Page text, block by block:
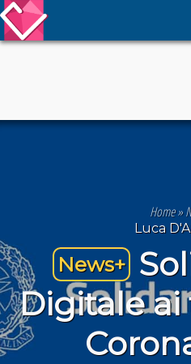
Home»
Luca
News+
Digitale